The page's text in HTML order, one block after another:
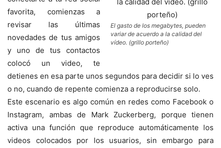
El gasto de los megabytes, pueden
variar de acuerdo a la calidad del
vídeo. (grillo porteño)
favorita, comienzas a
revisar las últimas
novedades de tus amigos
y uno de tus contactos
colocó un video, te
detienes en esa parte unos segundos para decidir si lo ves
o no, cuando de repente comienza a reproducirse solo.
Este escenario es algo común en redes como Facebook o
Instagram, ambas de Mark Zuckerberg, porque tienen
activa una función que reproduce automáticamente los
videos colocados por los usuarios, sin embargo para